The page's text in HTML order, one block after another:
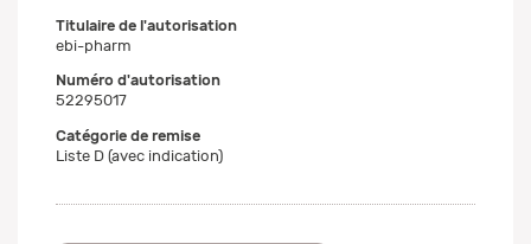
Titulaire de l'autorisation
ebi-pharm
Numéro d'autorisation
52295017
Catégorie de remise
Liste D (avec indication)